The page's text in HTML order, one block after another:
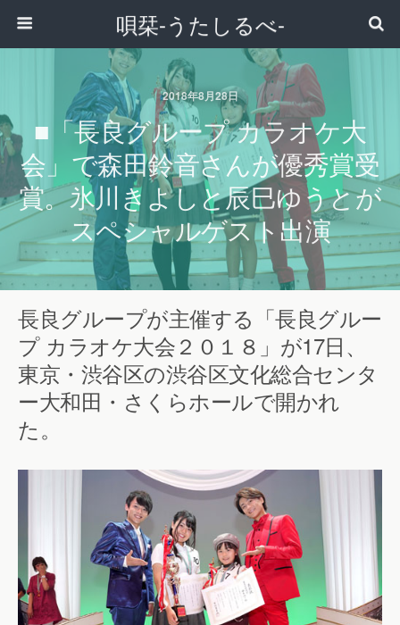
唄栞-うたしるべ-
2018年8月28日
■「長良グループ カラオケ大
会」で森田鈴音さんが優秀賞受
賞。氷川きよしと辰巳ゆうとが
スペシャルゲスト出演
長良グループが主催する「長良グルー
プ カラオケ大会２０１８」が17日、
東京・渋谷区の渋谷区文化総合センタ
ー大和田・さくらホールで開かれ
た。